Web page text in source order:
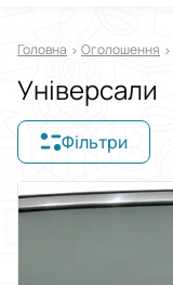
Головна Оголошення
Універсали
Фільтри
Відображати в